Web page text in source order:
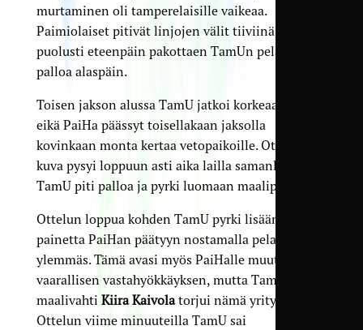
murtaminen oli tamperelaisille vaikeaa.
Paimiolaiset pitivät linjojen välit tiiviinä ja
puolusti eteenpäin pakottaen TamUn pelaamaan
palloa alaspäin.
Toisen jakson alussa TamU jatkoi korkeaa prässiä,
eikä PaiHa päässyt toisellakaan jaksolla
kovinkaan monta kertaa vetopaikoille. Ottelun
kuva pysyi loppuun asti aika lailla samanlaisena:
TamU piti palloa ja pyrki luomaan maalipaikkoja.
Ottelun loppua kohden TamU pyrki lisäämään
painetta PaiHan päätyyn nostamalla pelaajia
ylemmäs. Tämä avasi myös PaiHalle muutaman
vaarallisen vastahyökkäyksen, mutta TamUn
maalivahti Kiira Kaivolatorjui nämä yritykset.
Ottelun viime minuuteilla TamU sai